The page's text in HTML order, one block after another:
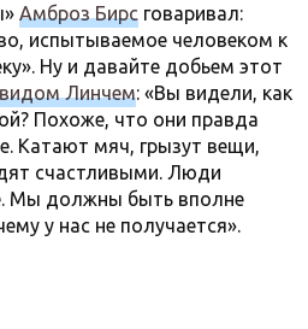
Амброз Бирс говаривал:
испытываемое человеком к
Ну и давайте добьем этот
Линчем: «Вы видели, как
Похоже, что они правда
Катают мяч, грызут вещи,
счастливыми. Люди
Мы должны быть вполне
у нас не получается».